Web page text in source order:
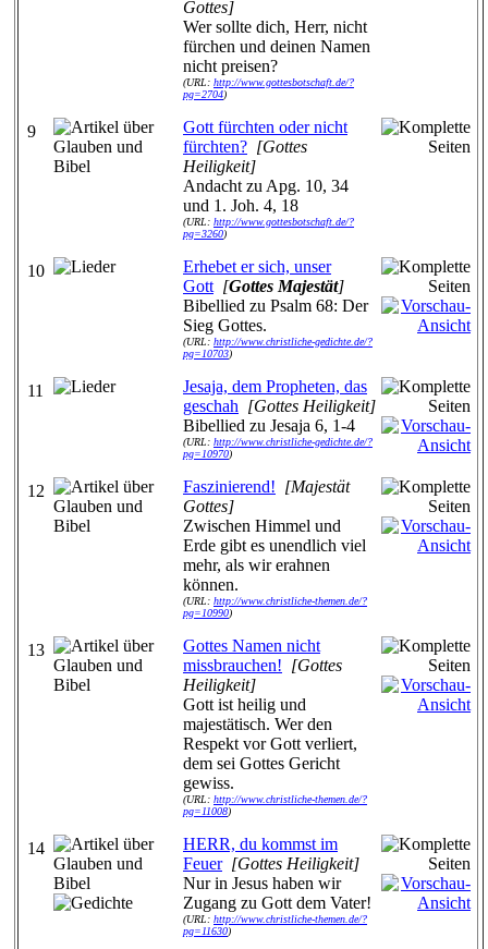
Gottes]
Wer sollte dich, Herr, nicht
fürchen und deinen Namen
nicht preisen?
(URL: http://www.gottesbotschaft.de/?
pg=2704)
9
Gott fürchten oder nicht
fürchten? [Gottes
Heiligkeit]
Andacht zu Apg. 10, 34
und 1. Joh. 4, 18
(URL: http://www.gottesbotschaft.de/?
pg=3260)
10
Erhebet er sich, unser
Gott [Gottes Majestät]
Bibellied zu Psalm 68: Der
Sieg Gottes.
(URL: http://www.christliche-gedichte.de/?
pg=10703)
11
Jesaja, dem Propheten, das
geschah [Gottes Heiligkeit]
Bibellied zu Jesaja 6, 1-4
(URL: http://www.christliche-gedichte.de/?
pg=10970)
12 Faszinierend! [Majestät
Gottes]
Zwischen Himmel und
Erde gibt es unendlich viel
mehr, als wir erahnen
können.
(URL: http://www.christliche-themen.de/?
pg=10990)
13
Gottes Namen nicht
missbrauchen! [Gottes
Heiligkeit]
Gott ist heilig und
majestätisch. Wer den
Respekt vor Gott verliert,
dem sei Gottes Gericht
gewiss.
(URL: http://www.christliche-themen.de/?
pg=11008)
14
HERR, du kommst im
Feuer [Gottes Heiligkeit]
Nur in Jesus haben wir
Zugang zu Gott dem Vater!
(URL: http://www.christliche-themen.de/?
pg=11630)